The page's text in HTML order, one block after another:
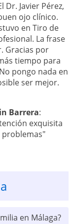
Dr. Javier Pérez,
ojo clínico.
en Tiro de
La frase
Gracias por
tiempo para
pongo nada en
ser mejor.
Barrera:
exquisita
problemas"
en Málaga?